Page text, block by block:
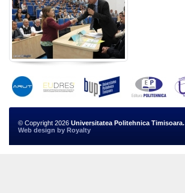
© Copyright 2026 Universitatea Politehnica Timisoara.
Web design by Royalty